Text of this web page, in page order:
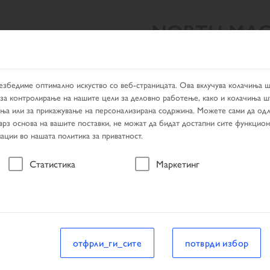
NORTH
ОД ПРЕБАРУВАЊЕТО PRODUCTS ДИЛЕР
возило
оптимално искуство со веб-страницата. Ова вклучува колачиња
контролирање на нашите цели за деловно работење, како и колачиња
или за прикажување на персонализирана содржина. Можете сами да
основа на вашите поставки, не можат да бидат достапни сите
во нашата политика за приватност.
Статистика Маркетинг
отфрли_ги_сите потврди избор